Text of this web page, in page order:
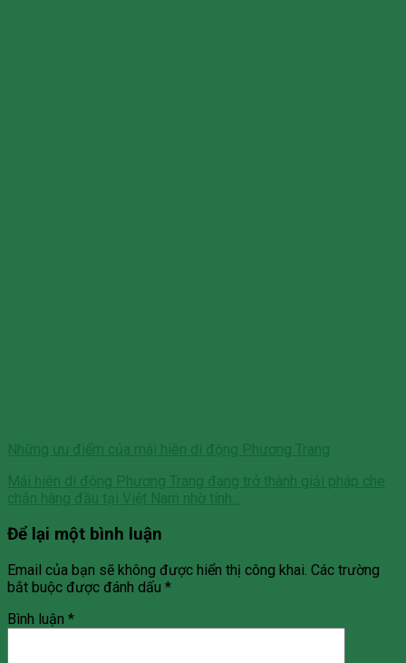
Những ưu điểm của mái hiên di động Phương Trang
Mái hiên di động Phương Trang đang trở thành giải pháp che
chắn hàng đầu tại Việt Nam nhờ tính...
Để lại một bình luận
Email của bạn sẽ không được hiển thị công khai. Các trường
bắt buộc được đánh dấu *
Bình luận *